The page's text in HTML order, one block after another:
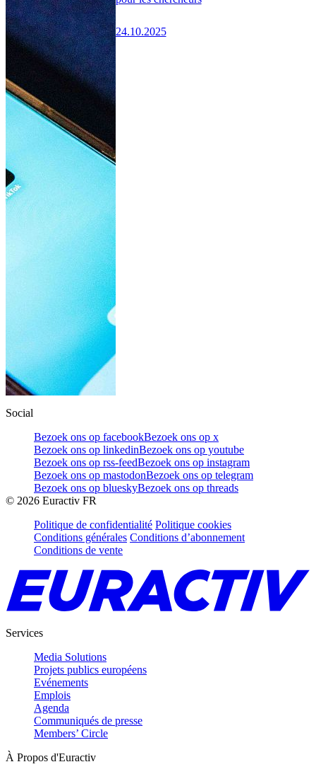
24.10.2025
Social
Bezoek ons op facebookBezoek ons op x
Bezoek ons op linkedinBezoek ons op youtube
Bezoek ons op rss-feedBezoek ons op instagram
Bezoek ons op mastodonBezoek ons op telegram
Bezoek ons op blueskyBezoek ons op threads
© 2026 Euractiv FR
Politique de confidentialité Politique cookies
Conditions générales Conditions d’abonnement
Conditions de vente
Services
Media Solutions
Projets publics européens
Evénements
Emplois
Agenda
Communiqués de presse
Members’ Circle
À Propos d'Euractiv